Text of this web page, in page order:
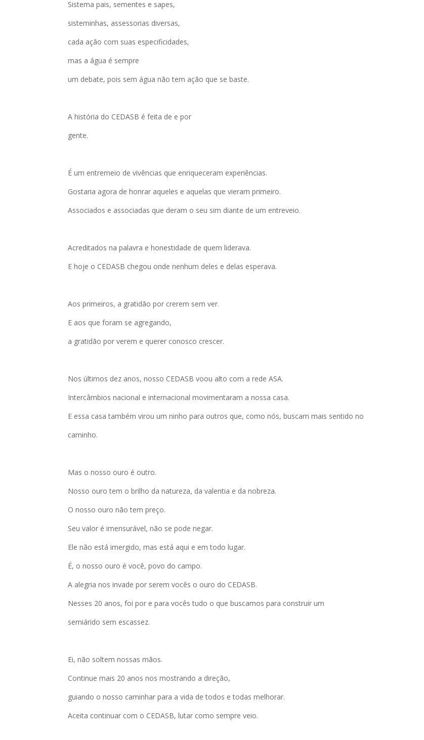
Sistema pais, sementes e sapes,
sisteminhas, assessorias diversas,
cada ação com suas especificidades,
mas a água é sempre
um debate, pois sem água não tem ação que se baste.
A história do CEDASB é feita de e por
gente.
É um entremeio de vivências que enriqueceram experiências.
Gostaria agora de honrar aqueles e aquelas que vieram primeiro.
Associados e associadas que deram o seu sim diante de um entreveio.
Acreditados na palavra e honestidade de quem liderava.
E hoje o CEDASB chegou onde nenhum deles e delas esperava.
Aos primeiros, a gratidão por crerem sem ver.
E aos que foram se agregando,
a gratidão por verem e querer conosco crescer.
Nos últimos dez anos, nosso CEDASB voou alto com a rede ASA.
Intercâmbios nacional e internacional movimentaram a nossa casa.
E essa casa também virou um ninho para outros que, como nós, buscam mais sentido no
caminho.
Mas o nosso ouro é outro.
Nosso ouro tem o brilho da natureza, da valentia e da nobreza.
O nosso ouro não tem preço.
Seu valor é imensurável, não se pode negar.
Ele não está imergido, mas está aqui e em todo lugar.
É, o nosso ouro é você, povo do campo.
A alegria nos invade por serem vocês o ouro do CEDASB.
Nesses 20 anos, foi por e para vocês tudo o que buscamos para construir um
semiárido sem escassez.
Ei, não soltem nossas mãos.
Continue mais 20 anos nos mostrando a direção,
guiando o nosso caminhar para a vida de todos e todas melhorar.
Aceita continuar com o CEDASB, lutar como sempre veio.